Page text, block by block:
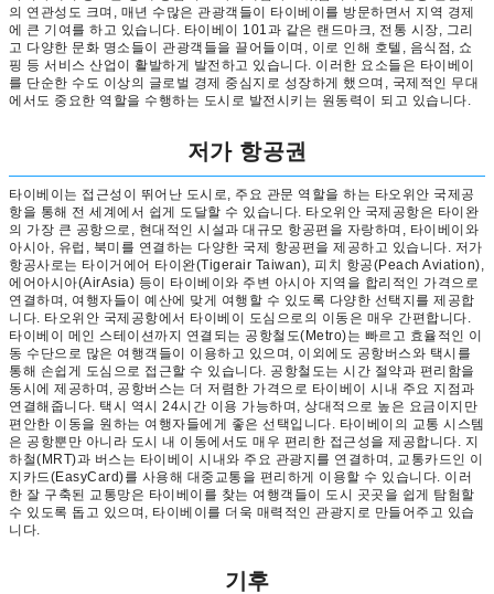
의 연관성도 크며, 매년 수많은 관광객들이 타이베이를 방문하면서 지역 경제
에 큰 기여를 하고 있습니다. 타이베이 101과 같은 랜드마크, 전통 시장, 그리
고 다양한 문화 명소들이 관광객들을 끌어들이며, 이로 인해 호텔, 음식점, 쇼
핑 등 서비스 산업이 활발하게 발전하고 있습니다. 이러한 요소들은 타이베이
를 단순한 수도 이상의 글로벌 경제 중심지로 성장하게 했으며, 국제적인 무대
에서도 중요한 역할을 수행하는 도시로 발전시키는 원동력이 되고 있습니다.
저가 항공권
타이베이는 접근성이 뛰어난 도시로, 주요 관문 역할을 하는 타오위안 국제공
항을 통해 전 세계에서 쉽게 도달할 수 있습니다. 타오위안 국제공항은 타이완
의 가장 큰 공항으로, 현대적인 시설과 대규모 항공편을 자랑하며, 타이베이와
아시아, 유럽, 북미를 연결하는 다양한 국제 항공편을 제공하고 있습니다. 저가
항공사로는 타이거에어 타이완(Tigerair Taiwan), 피치 항공(Peach Aviation),
에어아시아(AirAsia) 등이 타이베이와 주변 아시아 지역을 합리적인 가격으로
연결하며, 여행자들이 예산에 맞게 여행할 수 있도록 다양한 선택지를 제공합
니다. 타오위안 국제공항에서 타이베이 도심으로의 이동은 매우 간편합니다.
타이베이 메인 스테이션까지 연결되는 공항철도(Metro)는 빠르고 효율적인 이
동 수단으로 많은 여행객들이 이용하고 있으며, 이외에도 공항버스와 택시를
통해 손쉽게 도심으로 접근할 수 있습니다. 공항철도는 시간 절약과 편리함을
동시에 제공하며, 공항버스는 더 저렴한 가격으로 타이베이 시내 주요 지점과
연결해줍니다. 택시 역시 24시간 이용 가능하며, 상대적으로 높은 요금이지만
편안한 이동을 원하는 여행자들에게 좋은 선택입니다. 타이베이의 교통 시스템
은 공항뿐만 아니라 도시 내 이동에서도 매우 편리한 접근성을 제공합니다. 지
하철(MRT)과 버스는 타이베이 시내와 주요 관광지를 연결하며, 교통카드인 이
지카드(EasyCard)를 사용해 대중교통을 편리하게 이용할 수 있습니다. 이러
한 잘 구축된 교통망은 타이베이를 찾는 여행객들이 도시 곳곳을 쉽게 탐험할
수 있도록 돕고 있으며, 타이베이를 더욱 매력적인 관광지로 만들어주고 있습
니다.
기후